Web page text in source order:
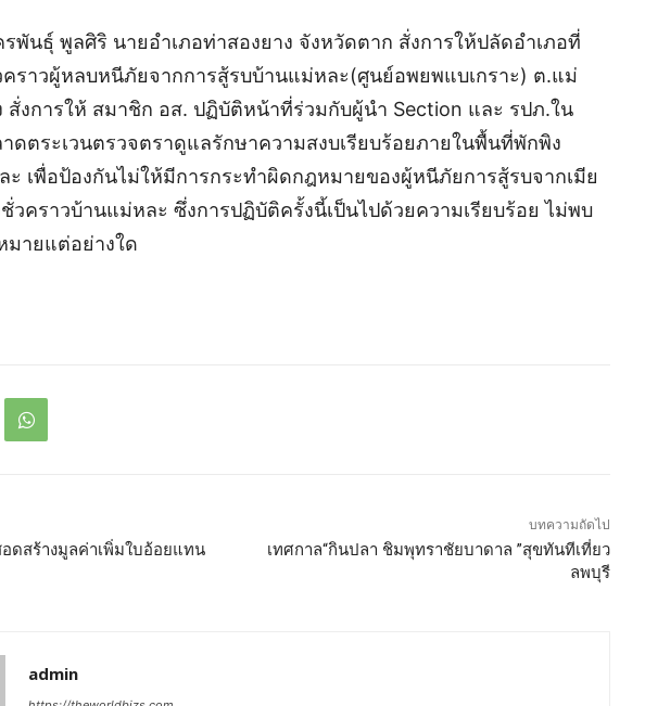
พันธุ์ พูลศิริ นายอำเภอท่าสองยาง จังหวัดตาก สั่งการให้ปลัดอำเภอที่
ราวผู้หลบหนีภัยจากการสู้รบบ้านแม่หละ(ศูนย์อพยพแบเกราะ) ต.แม่
สั่งการให้ สมาชิก อส. ปฏิบัติหน้าที่ร่วมกับผู้นำ Section และ รปภ.ใน
ดตระเวนตรวจตราดูแลรักษาความสงบเรียบร้อยภายในพื้นที่พักพิง
เพื่อป้องกันไม่ให้มีการกระทำผิดกฎหมายของผู้หนีภัยการสู้รบจากเมีย
วคราวบ้านแม่หละ ซึ่งการปฏิบัติครั้งนี้เป็นไปด้วยความเรียบร้อย ไม่พบ
มายแต่อย่างใด
อดสร้างมูลค่าเพิ่มใบอ้อยแทน
บทความถัดไป
เทศกาล“กินปลา ชิมพุทราชัยบาดาล ”สุขทันทีเที่ยว
ลพบุรี
admin